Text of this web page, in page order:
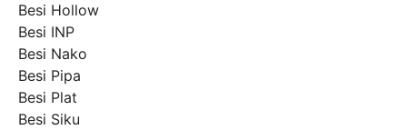
Besi Hollow
Besi INP
Besi Nako
Besi Pipa
Besi Plat
Besi Siku